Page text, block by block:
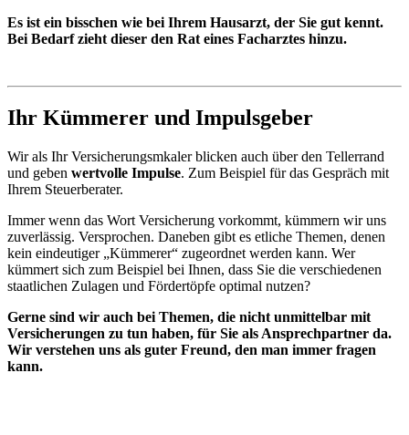
Es ist ein bisschen wie bei Ihrem Hausarzt, der Sie gut kennt.
Bei Bedarf zieht dieser den Rat eines Facharztes hinzu.
Ihr Kümmerer und Impulsgeber
Wir als Ihr Versicherungsmkaler blicken auch über den Tellerrand
und geben wertvolle Impulse. Zum Beispiel für das Gespräch mit
Ihrem Steuerberater.
Immer wenn das Wort Versicherung vorkommt, kümmern wir uns
zuverlässig. Versprochen. Daneben gibt es etliche Themen, denen
kein eindeutiger „Kümmerer“ zugeordnet werden kann. Wer
kümmert sich zum Beispiel bei Ihnen, dass Sie die verschiedenen
staatlichen Zulagen und Fördertöpfe optimal nutzen?
Gerne sind wir auch bei Themen, die nicht unmittelbar mit
Versicherungen zu tun haben, für Sie als Ansprechpartner da.
Wir verstehen uns als guter Freund, den man immer fragen
kann.